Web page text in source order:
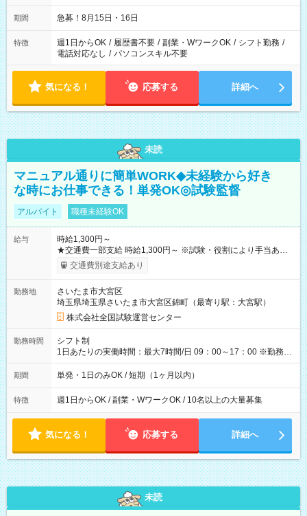
期間 急募！8月15日・16日
特徴 週1日からOK / 履歴書不要 / 副業・WワークOK / シフト勤務 /
電話対応なし / パソコンスキル不要
気になる！ 応募する 詳細へ
未読
マニュアル通りに簡単WORK◆未経験から好き
な時にお仕事できる！単発OK◎試験監督
アルバイト 職種未経験OK
給与
時給1,300円～
★交通費一部支給 時給1,300円～ ※試験・役割により手当あり
※勤務回数により昇給あり 【即給（前払い）オプションあ
り！】 希望される場合、勤務から1週間ほどで給与の一部を受け
例】 ・河合塾模擬試験 8:30～17:30（休憩1時間） 時給1,300円
×8時間＝日収10,400円＋交通費 ※当日の役割により時給＋100
円の場合あり ・国家試験 7:00～13:30（休憩なし） 時給1,300
円（役割手当＋100円）×6時間＝日収8,400円＋交通費 【試用期
間】試用期間なし
交通費別途支給あり
勤務地
さいたま市大宮区
埼玉県埼玉県さいたま市大宮区錦町（最寄り駅：大宮駅）
株式会社全国試験運営センター
勤務時間
シフト制
1日あたりの実働時間：最大7時間/日 09：00～17：00 ※勤務時
間は 試験により異なります。
期間 単発・1日のみOK / 短期（1ヶ月以内）
特徴 週1日からOK / 副業・WワークOK / 10名以上の大量募集
気になる！ 応募する 詳細へ
未読